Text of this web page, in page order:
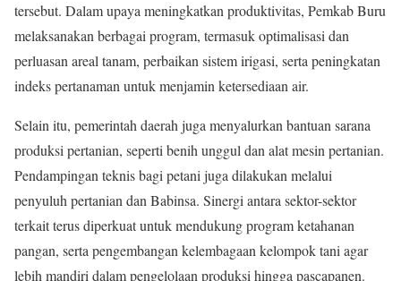
tersebut. Dalam upaya meningkatkan produktivitas, Pemkab Buru
melaksanakan berbagai program, termasuk optimalisasi dan
perluasan areal tanam, perbaikan sistem irigasi, serta peningkatan
indeks pertanaman untuk menjamin ketersediaan air.
Selain itu, pemerintah daerah juga menyalurkan bantuan sarana
produksi pertanian, seperti benih unggul dan alat mesin pertanian.
Pendampingan teknis bagi petani juga dilakukan melalui
penyuluh pertanian dan Babinsa. Sinergi antara sektor-sektor
terkait terus diperkuat untuk mendukung program ketahanan
pangan, serta pengembangan kelembagaan kelompok tani agar
lebih mandiri dalam pengelolaan produksi hingga pascapanen.